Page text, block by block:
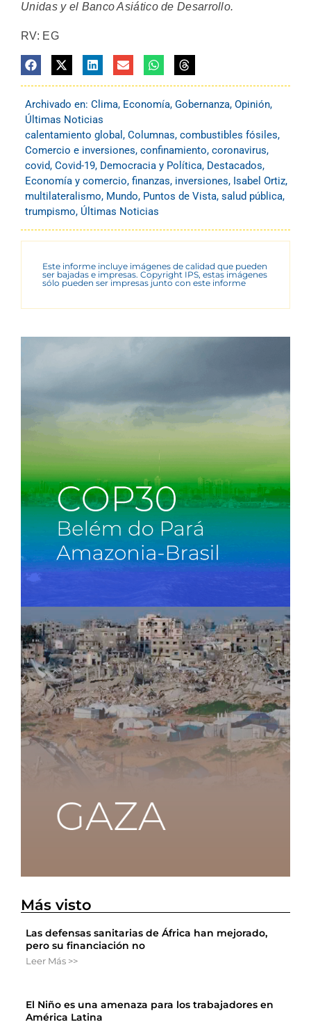
Unidas y el Banco Asiático de Desarrollo.
RV: EG
Archivado en: Clima, Economía, Gobernanza, Opinión,
Últimas Noticias
calentamiento global , Columnas, combustibles fósiles,
Comercio e inversiones, confinamiento, coronavirus,
covid, Covid-19, Democracia y Política, Destacados,
Economía y comercio, finanzas, inversiones, Isabel Ortiz,
multilateralismo, Mundo, Puntos de Vista, salud pública,
trumpismo, Últimas Noticias
Este informe incluye imágenes de calidad que pueden
ser bajadas e impresas. Copyright IPS, estas imágenes
sólo pueden ser impresas junto con este informe
Más visto
Las defensas sanitarias de África han mejorado,
pero su financiación no
Leer Más >>
El Niño es una amenaza para los trabajadores en
América Latina